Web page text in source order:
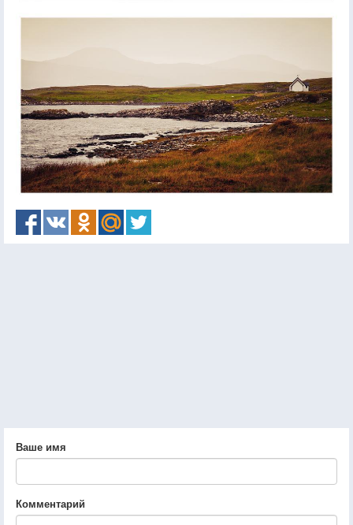
Ваше имя
Комментарий